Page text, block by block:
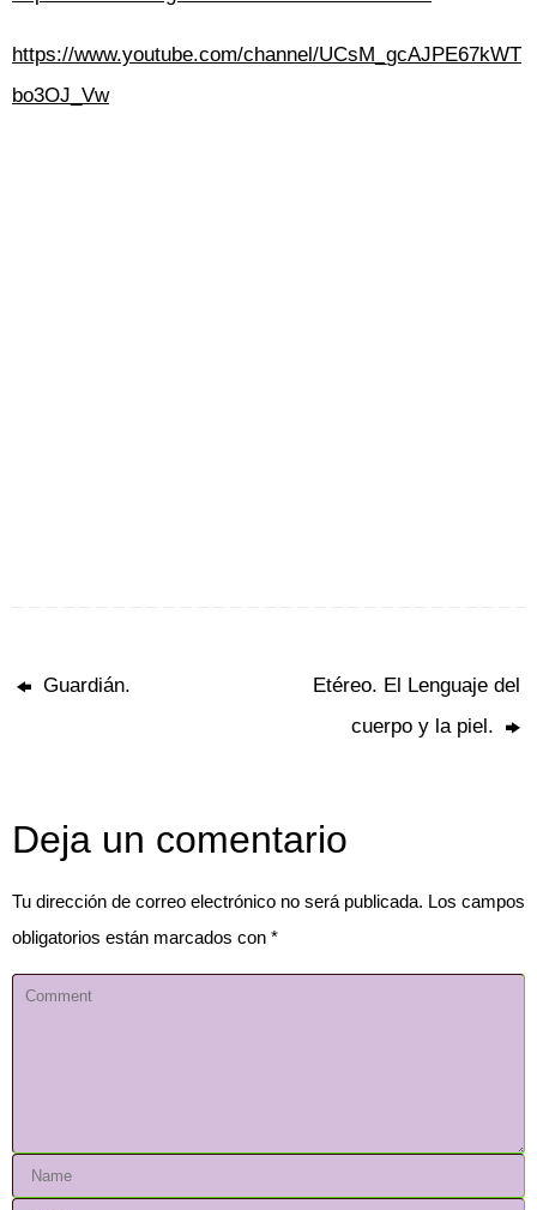
https://www.youtube.com/channel/UCsM_gcAJPE67kWT
bo3OJ_Vw
Guardián.
Etéreo. El Lenguaje del
cuerpo y la piel.
Deja un comentario
Tu dirección de correo electrónico no será publicada. Los campos
obligatorios están marcados con *